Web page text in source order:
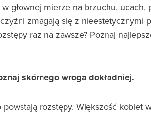
głównej mierze na brzuchu, udach,
zmagają się z nieestetycznymi
raz na zawsze? Poznaj
skórnego wroga dokładniej.
rozstępy. Większość kobiet